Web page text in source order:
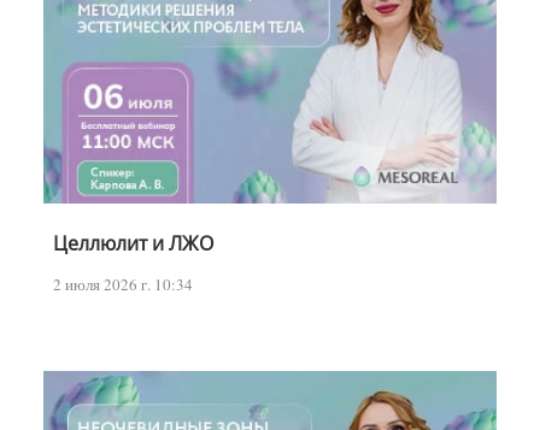
Целлюлит и ЛЖО
2 июля 2026 г. 10:34